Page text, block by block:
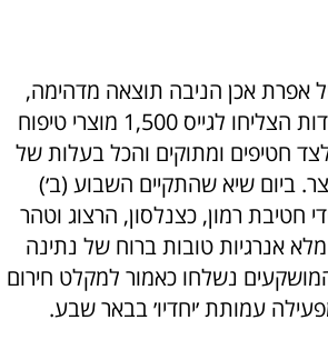
אפרת אכן הניבה תוצאה מדהימה,
התלמידים והתלמידות הצליחו לגייס 1,500 מוצרי טיפוח
לצד חטיפים ומתוקים והכל בעלות של
ביום שיא שהתקיים השבוע (ב׳)
חטיבת רמון, כצנלסון, הרצוג וטהר
אנרגיות טובות ברוח של נתינה
נשלחו כאמור למקלט חירום
עמותת ׳יחדיו׳ בבאר שבע.